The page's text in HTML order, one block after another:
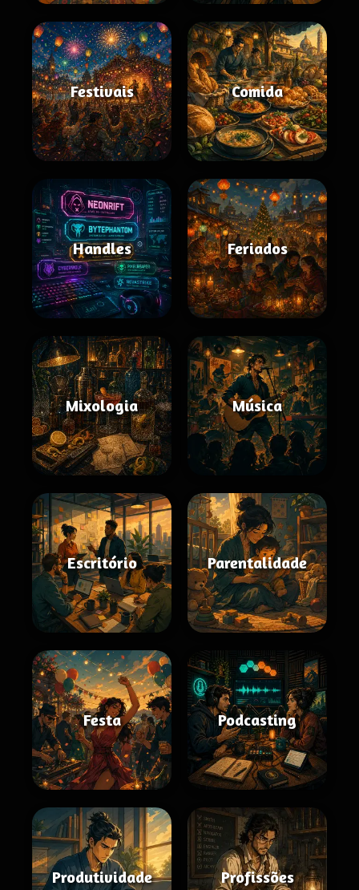
Festivais Comida
Handles Feriados
Mixologia Música
Escritório Parentalidade
Festa Podcasting
Produtividade Profissões